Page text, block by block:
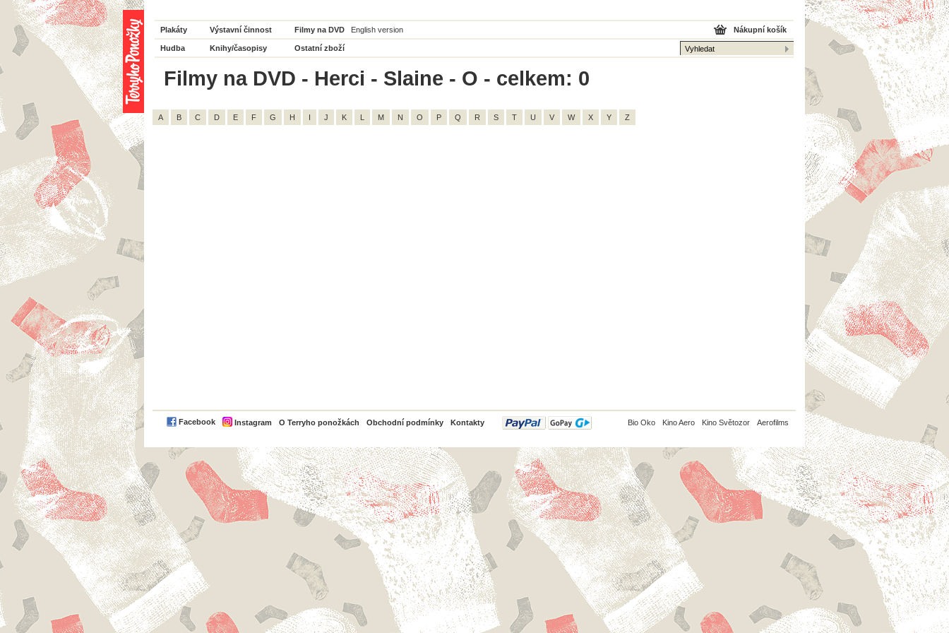
Plakáty Výstavní činnost Filmy na DVD English version
Hudba Knihy/časopisy Ostatní zboží
Nákupní košík
Filmy na DVD - Herci - Slaine - O - celkem: 0
A B C D E F G H I J K L M N O P Q R S T U V W X Y Z
Facebook Instagram O Terryho ponožkách Obchodní podmínky Kontakty
PayPal Bio Oko Kino Aero Kino Světozor Aerofilms